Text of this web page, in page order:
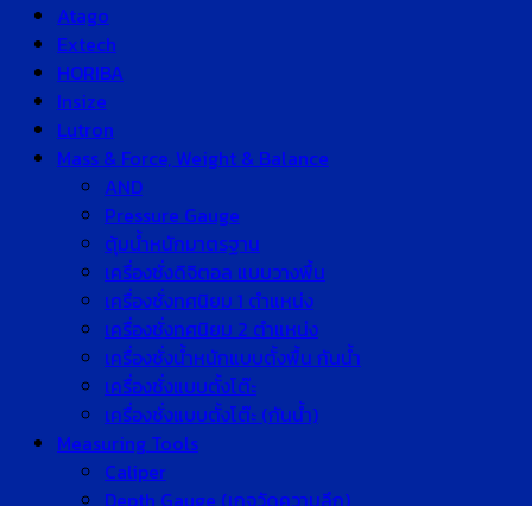
Atago
Extech
HORIBA
Insize
Lutron
Mass & Force, Weight & Balance
AND
Pressure Gauge
ตุ้มน้ำหนักมาตรฐาน
เครื่องชั่งดิจิตอล แบบวางพื้น
เครื่องชั่งทศนิยม 1 ตำแหน่ง
เครื่องชั่งทศนิยม 2 ตำแหน่ง
เครื่องชั่งน้ำหนักแบบตั้งพื้น กันน้ำ
เครื่องชั่งแบบตั้งโต๊ะ
เครื่องชั่งแบบตั้งโต๊ะ (กันน้ำ)
Measuring Tools
Caliper
Depth Gauge (เกจวัดความลึก)